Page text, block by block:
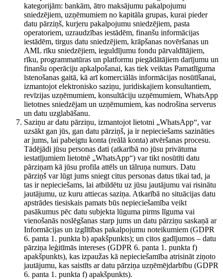
kategorijām: bankām, ātro maksājumu pakalpojumu
sniedzējiem, uzņēmumiem no kapitāla grupas, kurai pieder
datu pārziņš, kurjeru pakalpojumu sniedzējiem, pasta
operatoriem, uzraudzības iestādēm, finanšu informācijas
iestādēm, tirgus datu sniedzējiem, krāpšanas novēršanas un
AML rīku sniedzējiem, ieguldījumu fondu pārvaldītājiem,
rīku, programmatūras un platformu piegādātājiem darījumu un
finanšu operāciju apkalpošanai, kas tiek veiktas Pamatlīguma
īstenošanas gaitā, kā arī komerciālās informācijas nosūtīšanai,
izmantojot elektronisko saziņu, juridiskajiem konsultantiem,
revīzijas uzņēmumiem, konsultāciju uzņēmumiem, WhatsApp
lietotnes sniedzējam un uzņēmumiem, kas nodrošina serverus
un datu uzglabāšanu.
Saziņu ar datu pārziņu, izmantojot lietotni „WhatsApp“, var
uzsākt gan jūs, gan datu pārziņš, ja ir nepieciešams sazināties
ar jums, lai pabeigtu konta (reālā konta) atvēršanas procesu.
Tādējādi jūsu personas dati (atkarībā no jūsu privātuma
iestatījumiem lietotnē „WhatsApp“) var tikt nosūtīti datu
pārziņam kā jūsu profila attēls un tālruņa numurs. Datu
pārziņš var lūgt jums sniegt citus personas datus tikai tad, ja
tas ir nepieciešams, lai atbildētu uz jūsu jautājumu vai risinātu
jautājumu, uz kuru attiecas saziņa. Atkarībā no situācijas datu
apstrādes tiesiskais pamats būs nepieciešamība veikt
pasākumus pēc datu subjekta lūguma pirms līguma vai
vienošanās noslēgšanas starp jums un datu pārziņu saskaņā ar
Informācijas un izglītības pakalpojumu noteikumiem (GDPR
6. panta 1. punkta b) apakšpunkts); un citos gadījumos – datu
pārziņa leģitīmās intereses (GDPR 6. panta 1. punkta f)
apakšpunkts), kas izpaužas kā nepieciešamība atrisināt ziņoto
jautājumu, kas saistīts ar datu pārziņa uzņēmējdarbību (GDPR
6. panta 1. punkta f) apakšpunkts).